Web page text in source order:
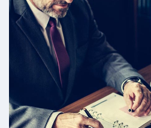
业内最佳